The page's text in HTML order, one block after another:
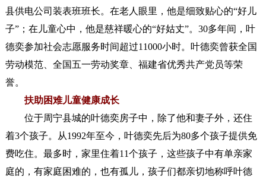
县供电公司装表班班长。在老人眼里，他是细致贴心的“好儿
子”；在儿童心中，他是慈祥暖心的“好姑丈”。30多年间，叶
德奕参加社会志愿服务时间超过11000小时。叶德奕曾获全国
劳动模范、全国五一劳动奖章、福建省优秀共产党员等荣
誉。
扶助困难儿童健康成长
位于周宁县城的叶德奕房子中，除了他和妻子外，还住
着3个孩子。从1992年至今，叶德奕先后为80多个孩子提供免
费吃住。最多时，家里住着11个孩子，这些孩子中有单亲家
庭的，有家庭困难的，也有孤儿，孩子们都亲切地称呼叶德